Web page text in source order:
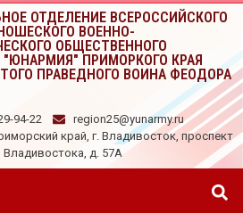
ОТДЕЛЕНИЕ ВСЕРОССИЙСКОГО
ВОЕННО-
ОБЩЕСТВЕННОГО
ПРИМОРКОГО КРАЯ
ПРАВЕДНОГО ВОИНА ФЕОДОРА
94-22
region25@yunarmy.ru
край, г. Владивосток, проспект
Владивостока, д. 57А